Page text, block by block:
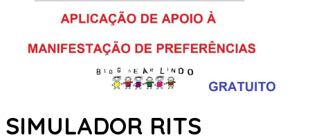
SIMULADOR RITS